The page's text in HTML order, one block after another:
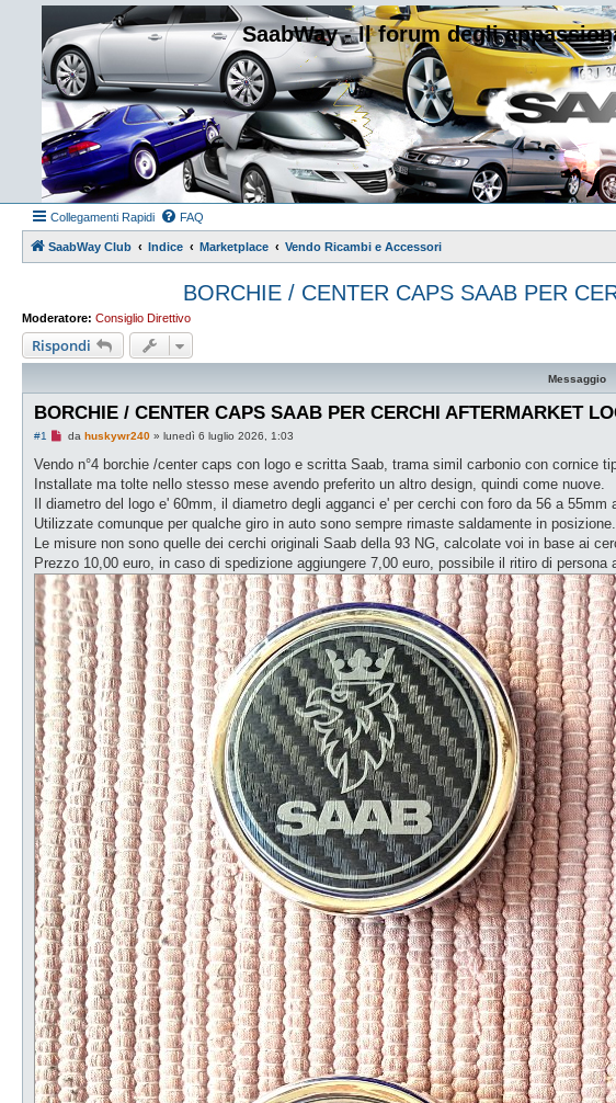
SaabWay - Il forum degli
Collegamenti Rapidi FAQ
SaabWay Club Indice Marketplace Vendo Ricambi e Accessori
BORCHIE / CENTER CAPS SAAB PER
Moderatore: Consiglio Direttivo
Rispondi
Messaggio
BORCHIE / CENTER CAPS SAAB PER CERCHI AFTERMARKET
#1
M
s
a
g
i
o
a
l
e
g
g
e
r
e
da huskywr240» lunedì 6 luglio 2026, 1:03
Vendo n°4 borchie /center caps con logo e scritta Saab, trama simil carbonio con cornice
Installate ma tolte nello stesso mese avendo preferito un altro design, quindi come nuove.
Il diametro del logo e' 60mm, il diametro degli agganci e' per cerchi con foro da 56 a 55mm
Utilizzate comunque per qualche giro in auto sono sempre rimaste saldamente in posizione.
Le misure non sono quelle dei cerchi originali Saab della 93 NG, calcolate voi in base ai
Prezzo 10,00 euro, in caso di spedizione aggiungere 7,00 euro, possibile il ritiro di persona